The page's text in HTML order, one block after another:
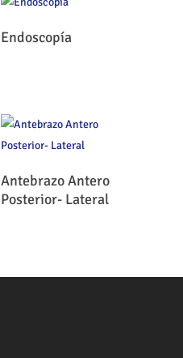
Leer Más
Endoscopía
Leer Más
Antebrazo Antero
Posterior- Lateral